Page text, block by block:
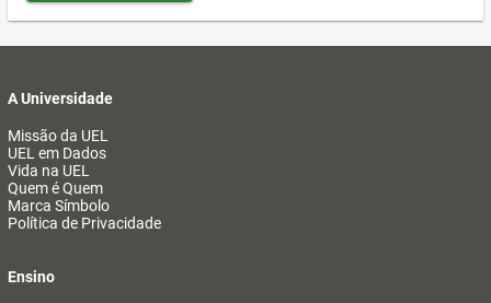
A Universidade
Missão da UEL
UEL em Dados
Vida na UEL
Quem é Quem
Marca Símbolo
Política de Privacidade
Ensino